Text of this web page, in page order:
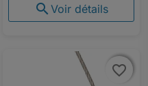
 Voir détails
favorite_border
favorite_border